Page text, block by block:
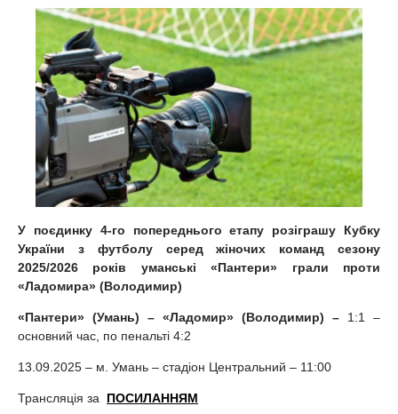
У поєдинку 4-го попереднього етапу розіграшу Кубку
України з футболу серед жіночих команд сезону
2025/2026 років уманські «Пантери» грали проти
«Ладомира» (Володимир)
«Пантери» (Умань) – «Ладомир» (Володимир) – 1:1 –
основний час, по пенальті 4:2
13.09.2025 – м. Умань – стадіон Центральний – 11:00
Трансляція за ПОСИЛАННЯМ